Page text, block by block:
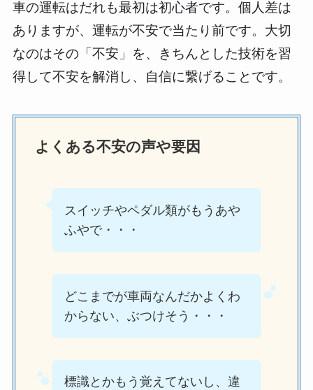
車の運転はだれも最初は初心者です。個人差は
ありますが、運転が不安で当たり前です。大切
なのはその「不安」を、きちんとした技術を習
得して不安を解消し、自信に繋げることです。
よくある不安の声や要因
スイッチやペダル類がもうあや
ふやで・・・
どこまでが車両なんだかよくわ
からない、ぶつけそう・・・
標識とかもう覚えてないし、違